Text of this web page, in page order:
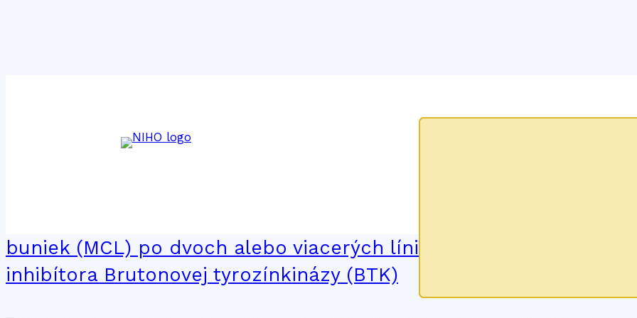
buniek (MCL) po dvoch alebo viacerých líniách systémovej liečby
inhibítora Brutonovej tyrozínkinázy (BTK)